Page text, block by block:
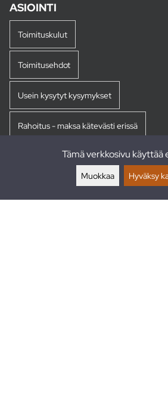
ASIOINTI
Toimituskulut
Toimitusehdot
Usein kysytyt kysymykset
Rahoitus - maksa kätevästi erissä
Tämä verkkosivu käyttää
Muokkaa Hyväksy